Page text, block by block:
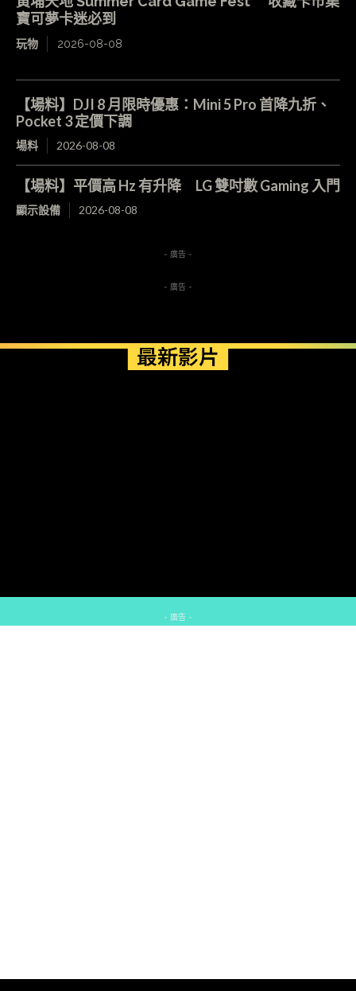
寶可夢卡迷必到
玩物 2026-08-08
【場料】DJI 8 月限時優惠：Mini 5 Pro 首降九折、
Pocket 3 定價下調
場料 2026-08-08
【場料】平價高 Hz 有升降 LG 雙吋數 Gaming 入門
顯示設備 2026-08-08
- 廣告 -
- 廣告 -
最新影片
- 廣告 -